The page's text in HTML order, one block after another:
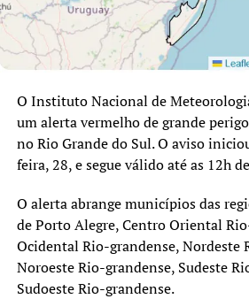
O Instituto Nacional de
um alerta vermelho de grande
no Rio Grande do Sul. O aviso
feira, 28, e segue válido até as 12h
O alerta abrange municípios das
de Porto Alegre, Centro Oriental
Ocidental Rio-grandense, Nordeste
Noroeste Rio-grandense, Sudeste
Sudoeste Rio-grandense.